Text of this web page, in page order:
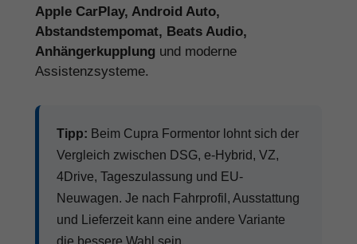
Apple CarPlay, Android Auto,
Abstandstempomat, Beats Audio,
Anhängerkupplung und moderne
Assistenzsysteme.
Tipp: Beim Cupra Formentor lohnt sich der
Vergleich zwischen DSG, e-Hybrid, VZ,
4Drive, Tageszulassung und EU-
Neuwagen. Je nach Fahrprofil, Ausstattung
und Lieferzeit kann eine andere Variante
die bessere Wahl sein.